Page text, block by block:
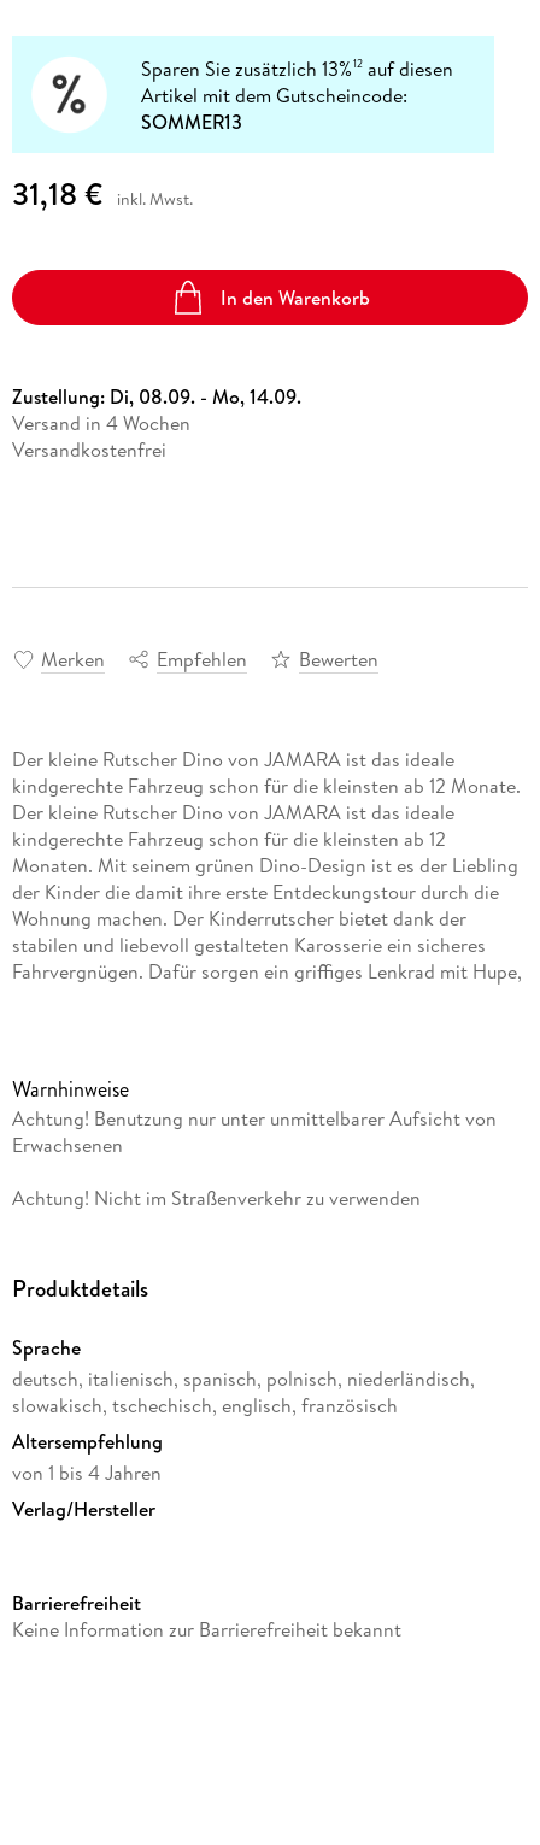
Sparen Sie zusätzlich 13%12 auf diesen
Artikel mit dem Gutscheincode:
SOMMER13
31,18 € inkl. Mwst.
In den Warenkorb
Zustellung: Di, 08.09. - Mo, 14.09.
Versand in 4 Wochen
Versandkostenfrei
Merken Empfehlen Bewerten
Der kleine Rutscher Dino von JAMARA ist das ideale
kindgerechte Fahrzeug schon für die kleinsten ab 12 Monate.
Der kleine Rutscher Dino von JAMARA ist das ideale
kindgerechte Fahrzeug schon für die kleinsten ab 12
Monaten. Mit seinem grünen Dino-Design ist es der Liebling
der Kinder die damit ihre erste Entdeckungstour durch die
Wohnung machen. Der Kinderrutscher bietet dank der
stabilen und liebevoll gestalteten Karosserie ein sicheres
Fahrvergnügen. Dafür sorgen ein griffiges Lenkrad mit Hupe,
zum festhalten und Schieben des Autos. So können prima die
ersten Schritte geübt werden. Der freundliche Dino-Rutscher
ist die ideale Geschenkidee und begeistert die kleinen
Dinoforscher sowohl Indoor im Wohnzimmer wie Outdoor
Kippschutz · Schub- und Haltegriff Funktionen: · Hupe am
JAMARA Lieferumfang: · Modell · Anleitung Hinweise: ·
Warnhinweise
Achtung! Benutzung nur unter unmittelbarer Aufsicht von
Erwachsenen
Achtung! Nicht im Straßenverkehr zu verwenden
Produktdetails
Sprache
deutsch, italienisch, spanisch, polnisch, niederländisch,
slowakisch, tschechisch, englisch, französisch
Altersempfehlung
von 1 bis 4 Jahren
Verlag/Hersteller
Spielzeug
Gewicht
Barrierefreiheit
Keine Information zur Barrierefreiheit bekannt